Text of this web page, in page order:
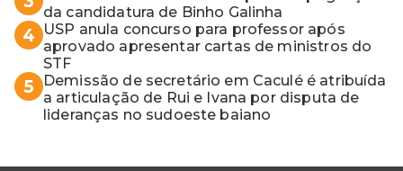
da candidatura de Binho Galinha
4
USP anula concurso para professor após
aprovado apresentar cartas de ministros do
STF
5
Demissão de secretário em Caculé é atribuída
a articulação de Rui e Ivana por disputa de
lideranças no sudoeste baiano